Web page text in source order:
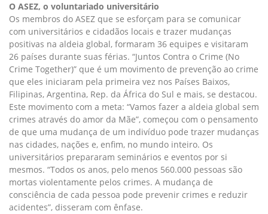
O ASEZ, o voluntariado universitário
Os membros do ASEZ que se esforçam para se comunicar
com universitários e cidadãos locais e trazer mudanças
positivas na aldeia global, formaram 36 equipes e visitaram
26 países durante suas férias. “Juntos Contra o Crime (No
Crime Together)” que é um movimento de prevenção ao crime
que eles iniciaram pela primeira vez nos Países Baixos,
Filipinas, Argentina, Rep. da África do Sul e mais, se destacou.
Este movimento com a meta: “Vamos fazer a aldeia global sem
crimes através do amor da Mãe”, começou com o pensamento
de que uma mudança de um indivíduo pode trazer mudanças
nas cidades, nações e, enfim, no mundo inteiro. Os
universitários prepararam seminários e eventos por si
mesmos. “Todos os anos, pelo menos 560.000 pessoas são
mortas violentamente pelos crimes. A mudança de
consciência de cada pessoa pode prevenir crimes e reduzir
acidentes”, disseram com ênfase.